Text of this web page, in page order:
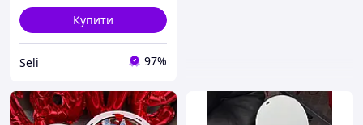
Купити
Seli 97%